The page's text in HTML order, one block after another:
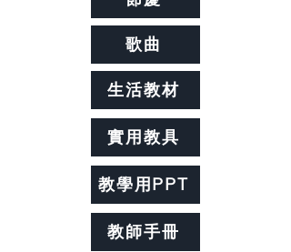
實用教具
生活教材
歌曲
教學用PPT
教師手冊